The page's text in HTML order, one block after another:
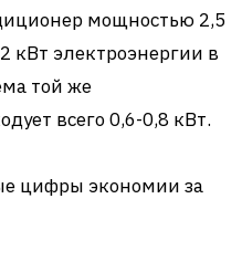
мощностью 2,5
кВт электроэнергии в
той же
всего 0,6-0,8 кВт.
цифры экономии за